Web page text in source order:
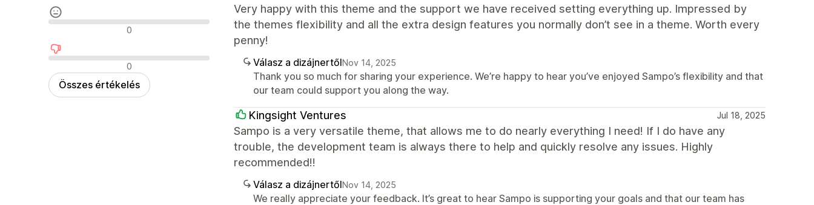
Semleges értékelések
0
Negatív értékelések
0
Összes értékelés
Very happy with this theme and the support we have received setting everything up. Impressed by
the themes flexibility and all the extra design features you normally don’t see in a theme. Worth every
penny!
Válasz a dizájnertőlNov 14, 2025
Thank you so much for sharing your experience. We’re happy to hear you’ve enjoyed Sampo’s flexibility and that
our team could support you along the way.
Kingsight Ventures Jul 18, 2025
Sampo is a very versatile theme, that allows me to do nearly everything I need! If I do have any
trouble, the development team is always there to help and quickly resolve any issues. Highly
recommended!!
Válasz a dizájnertőlNov 14, 2025
We really appreciate your feedback. It’s great to hear Sampo is supporting your goals and that our team has